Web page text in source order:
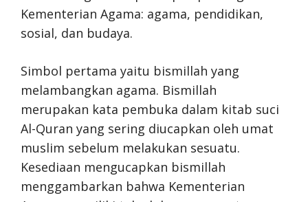
Kementerian Agama: agama, pendidikan,
sosial, dan budaya.
Simbol pertama yaitu bismillah yang
melambangkan agama. Bismillah
merupakan kata pembuka dalam kitab suci
Al-Quran yang sering diucapkan oleh umat
muslim sebelum melakukan sesuatu.
Kesediaan mengucapkan bismillah
menggambarkan bahwa Kementerian